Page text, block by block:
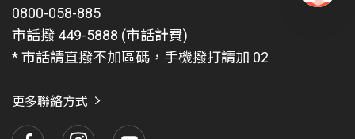
0800-058-885
市話撥 449-5888 (市話計費)
* 市話請直撥不加區碼，手機撥打請加 02
更多聯絡方式